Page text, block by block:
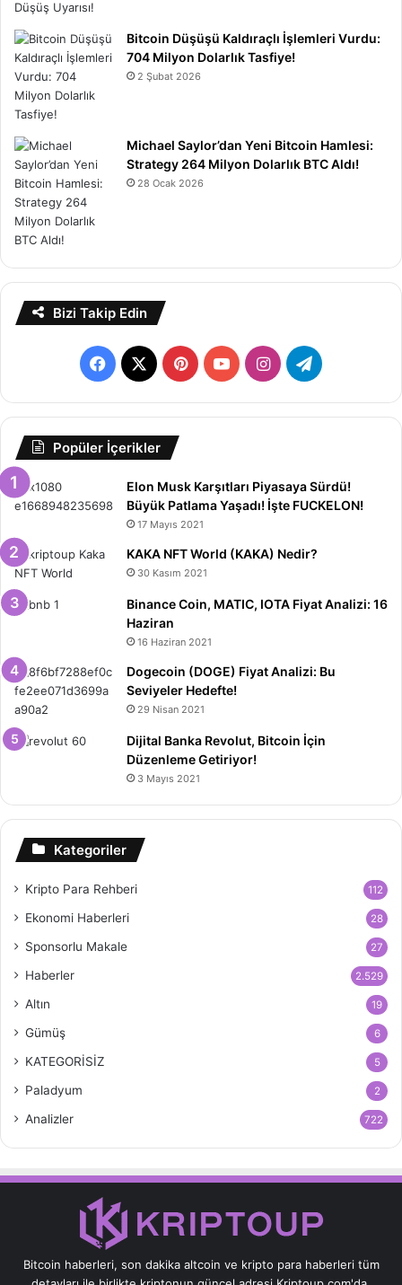
Bitcoin Düşüşü Kaldıraçlı İşlemleri Vurdu:
704 Milyon Dolarlık Tasfiye!
2 Şubat 2026
Michael Saylor’dan Yeni Bitcoin Hamlesi:
Strategy 264 Milyon Dolarlık BTC Aldı!
28 Ocak 2026
Bizi Takip Edin
F
a
c
b
X
P
i
e
e
s
t
Y
o
u
I
n
a
a
T
e
g
m
Popüler İçerikler
Elon Musk Karşıtları Piyasaya Sürdü!
Büyük Patlama Yaşadı! İşte FUCKELON!
17 Mayıs 2021
KAKA NFT World (KAKA) Nedir?
30 Kasım 2021
Binance Coin, MATIC, IOTA Fiyat Analizi: 16
Haziran
16 Haziran 2021
Dogecoin (DOGE) Fiyat Analizi: Bu
Seviyeler Hedefte!
29 Nisan 2021
Dijital Banka Revolut, Bitcoin İçin
Düzenleme Getiriyor!
3 Mayıs 2021
Kategoriler
Kripto Para Rehberi 112
Ekonomi Haberleri 28
Sponsorlu Makale 27
Haberler 2.529
Altın 19
Gümüş 6
KATEGORİSİZ 5
Paladyum 2
Analizler 722
Bitcoin haberleri, son dakika altcoin ve kripto para haberleri tüm